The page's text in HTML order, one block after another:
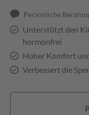
Persönliche
Unterstützt den
hormonfrei
Hoher Komfort
Verbessert die